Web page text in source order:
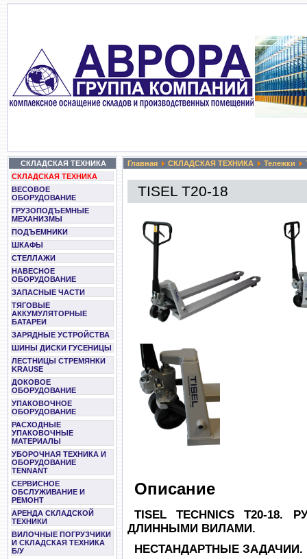
СКЛАДСКАЯ ТЕХНИКА
СКЛАДСКАЯ ТЕХНИКА
ВЕСОВОЕ
ОБОРУДОВАНИЕ
ГРУЗОПОДЪЕМНЫЕ
МЕХАНИЗМЫ
ПОДЪЕМНИКИ
ШКАФЫ
СТЕЛЛАЖИ
НАВЕСНОЕ
ОБОРУДОВАНИЕ
ЗАПАСНЫЕ ЧАСТИ
ТЯГОВЫЕ
АККУМУЛЯТОРНЫЕ
БАТАРЕИ
ЗАРЯДНЫЕ УСТРОЙСТВА
ШИНЫ ДИСКИ ГУСЕНИЦЫ
ЛЕСТНИЦЫ СТРЕМЯНКИ
KRAUSE
ДОКОВОЕ
ОБОРУДОВАНИЕ
УПАКОВОЧНОЕ
ОБОРУДОВАНИЕ
РАСХОДНЫЕ
УПАКОВОЧНЫЕ
МАТЕРИАЛЫ
УБОРОЧНАЯ ТЕХНИКА И
ОБОРУДОВАНИЕ
TENNANT
СЕРВИСНОЕ
ОБСЛУЖИВАНИЕ И
РЕМОНТ
АРЕНДА СКЛАДСКОЙ
ТЕХНИКИ
ВИЛОЧНЫЕ ПОГРУЗЧИКИ
И СКЛАДСКАЯ ТЕХНИКА
Б/У
Главная СКЛАДСКАЯ ТЕХНИКА Тележки
TISEL T20-18
Описание
TISEL TECHNICS T20-
ДЛИННЫМИ ВИЛАМИ.
НЕСТАНДАРТНЫЕ